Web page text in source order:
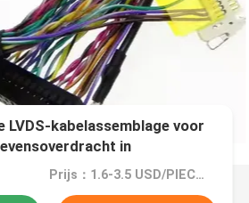
LVDS-kabelassemblage voor
in
Prijs：1.6-3.5 USD/PIECES